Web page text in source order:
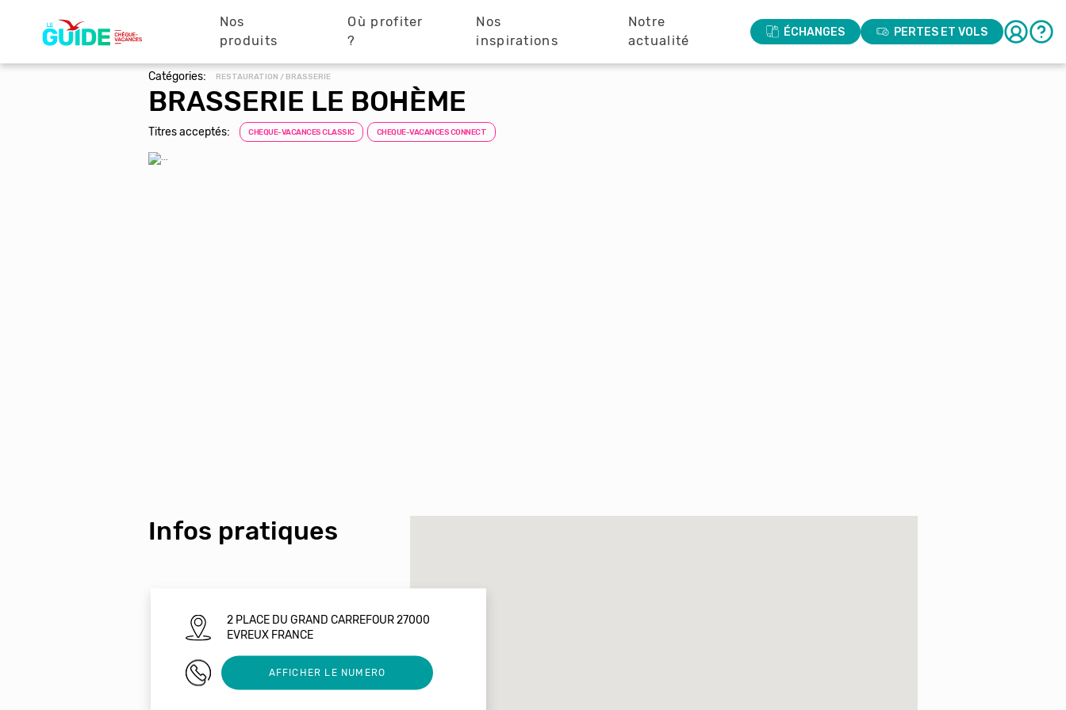
principale
Nos
produits
Où profiter
?
Nos
inspirations
Notre
actualité
ÉCHANGES PERTES ET VOLS
Catégories: RESTAURATION / BRASSERIE
BRASSERIE LE BOHÈME
Titres acceptés: CHEQUE-VACANCES CLASSIC CHEQUE-VACANCES CONNECT
Infos pratiques
2 PLACE DU GRAND CARREFOUR 27000
EVREUX FRANCE
0232330497AFFICHER LE NUMERO